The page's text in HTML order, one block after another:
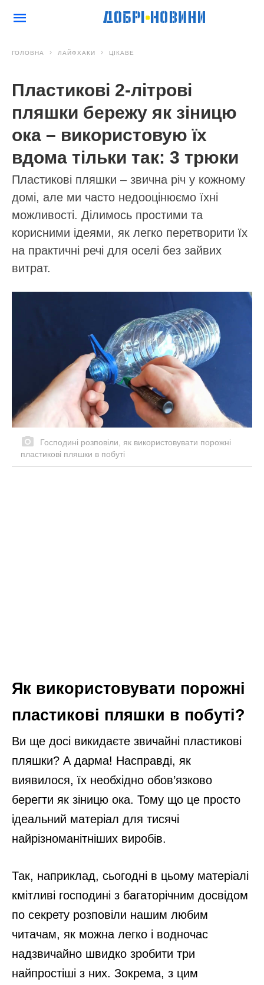
ГОЛОВНА ЛАЙФХАКИ ЦІКАВЕ
Пластикові 2-літрові
пляшки бережу як зіницю
ока – використовую їх
вдома тільки так: 3 трюки
Пластикові пляшки – звична річ у кожному
домі, але ми часто недооцінюємо їхні
можливості. Ділимось простими та
корисними ідеями, як легко перетворити їх
на практичні речі для оселі без зайвих
витрат.
Господині розповіли, як використовувати порожні
пластикові пляшки в побуті
Як використовувати порожні
пластикові пляшки в побуті?
Ви ще досі викидаєте звичайні пластикові
пляшки? А дарма! Насправді, як
виявилося, їх необхідно обов’язково
берегти як зіницю ока. Тому що це просто
ідеальний матеріал для тисячі
найрізноманітніших виробів.
Так, наприклад, сьогодні в цьому матеріалі
кмітливі господині з багаторічним досвідом
по секрету розповіли нашим любим
читачам, як можна легко і водночас
надзвичайно швидко зробити три
найпростіші з них. Зокрема, з цим